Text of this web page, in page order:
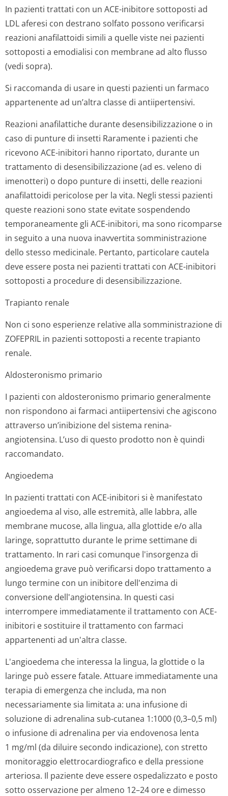
In pazienti trattati con un ACE-inibitore sottoposti ad
LDL aferesi con destrano solfato possono verificarsi
reazioni anafilattoidi simili a quelle viste nei pazienti
sottoposti a emodialisi con membrane ad alto flusso
(vedi sopra).
Si raccomanda di usare in questi pazienti un farmaco
appartenente ad un’altra classe di antiipertensivi.
Reazioni anafilattiche durante desensibilizzazione o in
caso di punture di insetti Raramente i pazienti che
ricevono ACE-inibitori hanno riportato, durante un
trattamento di desensibilizzazione (ad es. veleno di
imenotteri) o dopo punture di insetti, delle reazioni
anafilattoidi pericolose per la vita. Negli stessi pazienti
queste reazioni sono state evitate sospendendo
temporaneamente gli ACE-inibitori, ma sono ricomparse
in seguito a una nuova inavvertita somministrazione
dello stesso medicinale. Pertanto, particolare cautela
deve essere posta nei pazienti trattati con ACE-inibitori
sottoposti a procedure di desensibilizza­zione.
Trapianto renale
Non ci sono esperienze relative alla somministrazione di
ZOFEPRIL in pazienti sottoposti a recente trapianto
renale.
Aldosteronismo primario
I pazienti con aldosteronismo primario generalmente
non rispondono ai farmaci antiipertensivi che agiscono
attraverso un’inibizione del sistema renina-
angiotensina. L’uso di questo prodotto non è quindi
raccomandato.
Angioedema
In pazienti trattati con ACE-inibitori si è manifestato
angioedema al viso, alle estremità, alle labbra, alle
membrane mucose, alla lingua, alla glottide e/o alla
laringe, soprattutto durante le prime settimane di
trattamento. In rari casi comunque l'insorgenza di
angioedema grave può verificarsi dopo trattamento a
lungo termine con un inibitore dell'enzima di
conversione dell'angiotensina. In questi casi
interrompere immediatamente il trattamento con ACE-
inibitori e sostituire il trattamento con farmaci
appartenenti ad un'altra classe.
L'angioedema che interessa la lingua, la glottide o la
laringe può essere fatale. Attuare immediatamente una
terapia di emergenza che includa, ma non
necessariamente sia limitata a: una infusione di
soluzione di adrenalina sub-cutanea 1:1000 (0,3–0,5 ml)
o infusione di adrenalina per via endovenosa lenta
1 mg/ml (da diluire secondo indicazione), con stretto
monitoraggio elettrocardio­grafico e della pressione
arteriosa. Il paziente deve essere ospedalizzato e posto
sotto osservazione per almeno 12–24 ore e dimesso